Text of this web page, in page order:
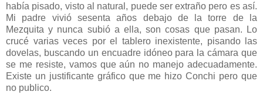
había pisado, visto al natural, puede ser extraño pero es así.
Mi padre vivió sesenta años debajo de la torre de la
Mezquita y nunca subió a ella, son cosas que pasan. Lo
crucé varias veces por el tablero inexistente, pisando las
dovelas, buscando un encuadre idóneo para la cámara que
se me resiste, vamos que aún no manejo adecuadamente.
Existe un justificante gráfico que me hizo Conchi pero que
no publico.